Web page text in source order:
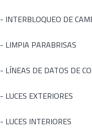
- INTERBLOQUEO DE
- LIMPIA PARABRISAS
- LÍNEAS DE DATOS DE
- LUCES EXTERIORES
- LUCES INTERIORES